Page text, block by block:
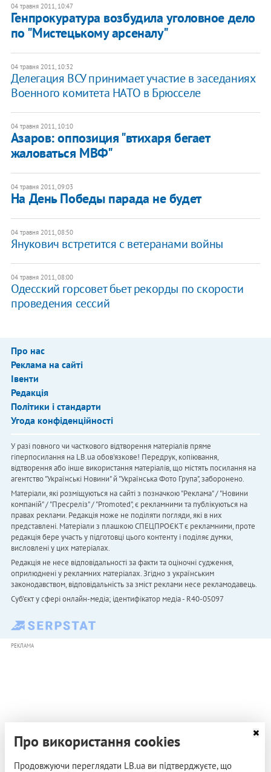
04 травня 2011, 10:47
Генпрокуратура возбудила уголовное дело
по "Мистецькому арсеналу"​
04 травня 2011, 10:32
Делегация ВСУ принимает участие в заседаниях
Военного комитета НАТО в Брюсселе
04 травня 2011, 10:10
​Азаров: оппозиция "втихаря бегает
жаловаться МВФ"
04 травня 2011, 09:03
​На День Победы парада не будет
04 травня 2011, 08:50
​Янукович встретится с ветеранами войны
04 травня 2011, 08:00
Одесский горсовет бьет рекорды по скорости
проведения сессий
Про нас
Реклама на сайті
Івенти
Редакція
Політики і стандарти
Угода конфіденційності
У разі повного чи часткового відтворення матеріалів пряме
гіперпосилання на LB.ua обов'язкове! Передрук, копіювання,
відтворення або інше використання матеріалів, що містять посилання на
агентство "Українськi Новини" й "Українська Фото Група", заборонено.
Матеріали, які розміщуються на сайті з позначкою "Реклама" / "Новини
компаній" / "Пресреліз" / "Promoted", є рекламними та публікуються на
правах реклами. Редакція може не поділяти погляди, які в них
представлені. Матеріали з плашкою СПЕЦПРОЄКТ є рекламними, проте
редакція бере участь у підготовці цього контенту і поділяє думки,
висловлені у цих матеріалах.
Редакція не несе відповідальності за факти та оціночні судження,
оприлюднені у рекламних матеріалах. Згідно з українським
законодавством, відповідальність за зміст реклами несе рекламодавець.
Cуб'єкт у сфері онлайн-медіа; ідентифікатор медіа - R40-05097
РЕКЛАМА
Про використання cookies
Продовжуючи переглядати LB.ua ви підтверджуєте, що